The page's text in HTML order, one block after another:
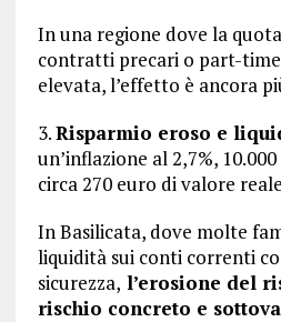
In una regione dove la
contratti precari o part-
elevata, l’effetto è ancora
3.Risparmio eroso e
un’inflazione al 2,7%,
circa 270 euro di valore
In Basilicata, dove molte
liquidità sui conti correnti
sicurezza, l’erosione del
rischio concreto e